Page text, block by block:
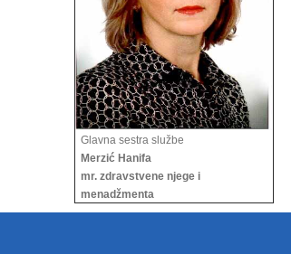
Glavna sestra službe
Merzić Hanifa
mr. zdravstvene njege i
menadžmenta